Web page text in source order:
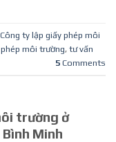
Công ty lập giấy phép môi
môi trường, tư vấn
5 Comments
trường ở
Minh